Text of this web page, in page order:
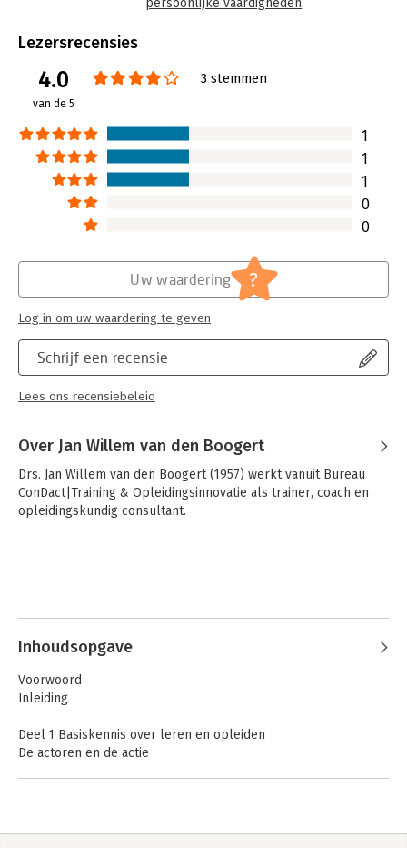
persoonlijke vaardigheden,
Taal:
Nederlands
Aantal pagina's:
Uitgever:
Boom
Druk:
2
Verschijningsdatum:
21-12-2016
Hoofdrubriek:
Lezersrecensies
4.0
van de 5
3 stemmen
1
1
1
0
0
Schrijf een recensie
Lees ons recensiebeleid
Uw waardering ?
Log in om uw waardering te geven
Over Jan Willem van den Boogert
Drs. Jan Willem van den Boogert (1957) werkt vanuit Bureau
ConDact|Training & Opleidingsinnovatie als trainer, coach en
opleidingskundig consultant.
Inhoudsopgave
Voorwoord
Inleiding
Deel 1 Basiskennis over leren en opleiden
De actoren en de actie